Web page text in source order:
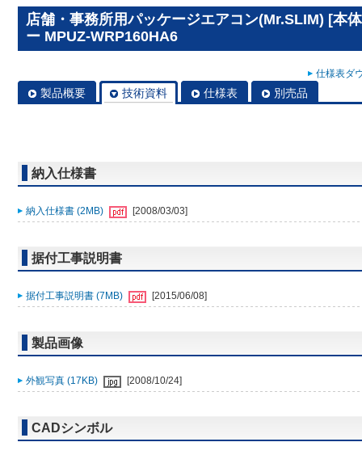
店舗・事務所用パッケージエアコン(Mr.SLIM) [本
ー MPUZ-WRP160HA6
仕様表ダ
製品概要 技術資料 仕様表 別売品
納入仕様書
納入仕様書 (2MB) [2008/03/03]
据付工事説明書
据付工事説明書 (7MB) [2015/06/08]
製品画像
外観写真 (17KB) [2008/10/24]
CADシンボル